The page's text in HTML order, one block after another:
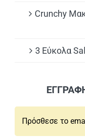
Crunchy
3 Εύκολα